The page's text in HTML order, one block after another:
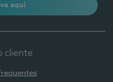
aqui
cliente